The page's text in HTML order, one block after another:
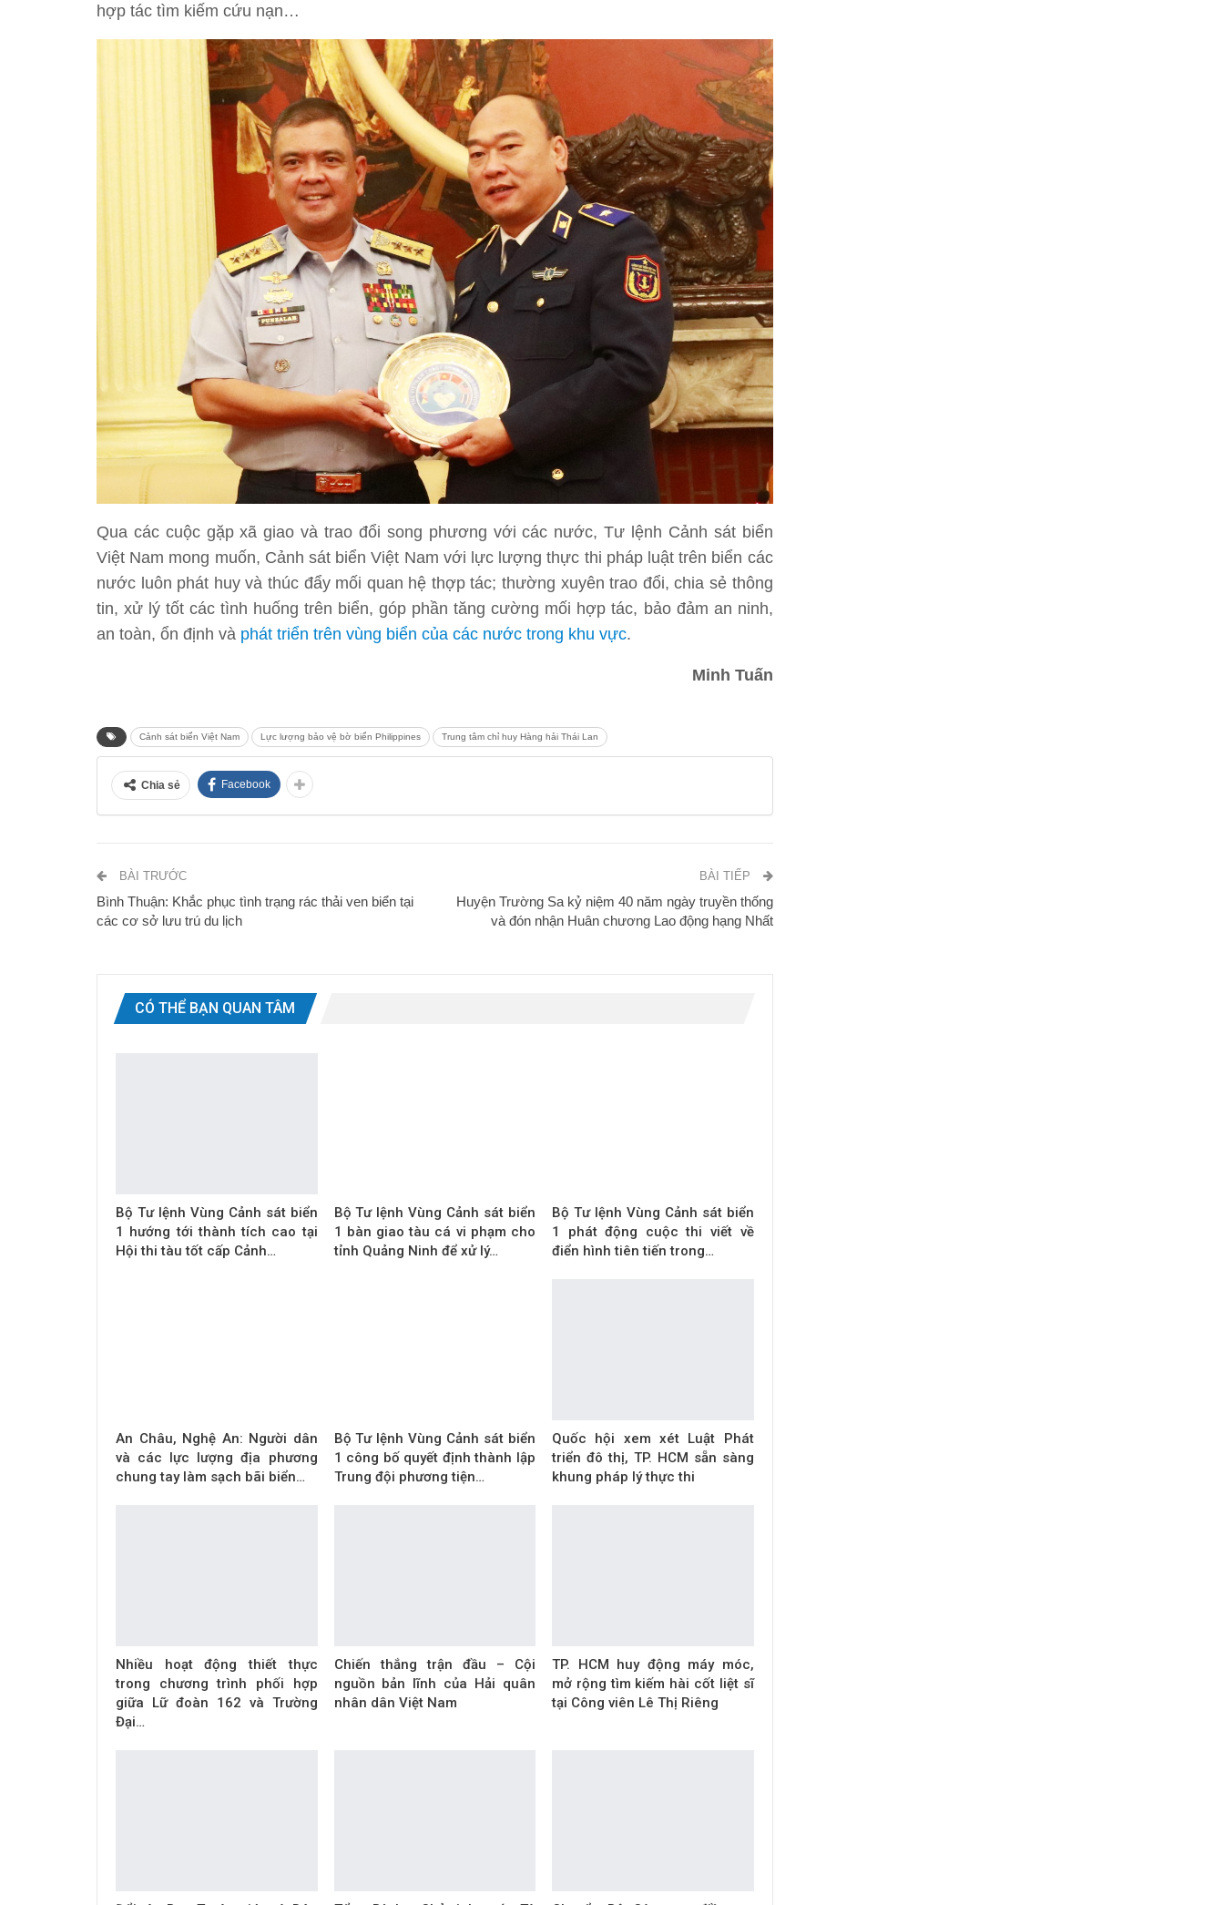
hợp tác tìm kiếm cứu nạn…
Qua các cuộc gặp xã giao và trao đổi song phương với các nước, Tư lệnh Cảnh sát biển
Việt Nam mong muốn, Cảnh sát biển Việt Nam với lực lượng thực thi pháp luật trên biển các
nước luôn phát huy và thúc đẩy mối quan hệ thợp tác; thường xuyên trao đổi, chia sẻ thông
tin, xử lý tốt các tình huống trên biển, góp phần tăng cường mối hợp tác, bảo đảm an ninh,
an toàn, ổn định và phát triển trên vùng biển của các nước trong khu vực.
Minh Tuấn
Cảnh sát biển Việt Nam Lực lượng bảo vệ bờ biển Philippines Trung tâm chỉ huy Hàng hải Thái Lan
Chia sẻ Facebook
BÀI TRƯỚC
Bình Thuận: Khắc phục tình trạng rác thải ven biển tại
các cơ sở lưu trú du lịch
BÀI TIẾP
Huyện Trường Sa kỷ niệm 40 năm ngày truyền thống
và đón nhận Huân chương Lao động hạng Nhất
CÓ THỂ BẠN QUAN TÂM
Bộ Tư lệnh Vùng Cảnh sát biển
1 hướng tới thành tích cao tại
Hội thi tàu tốt cấp Cảnh…
Bộ Tư lệnh Vùng Cảnh sát biển
1 bàn giao tàu cá vi phạm cho
tỉnh Quảng Ninh để xử lý…
Bộ Tư lệnh Vùng Cảnh sát biển
1 phát động cuộc thi viết về
điển hình tiên tiến trong…
An Châu, Nghệ An: Người dân
và các lực lượng địa phương
chung tay làm sạch bãi biển…
Bộ Tư lệnh Vùng Cảnh sát biển
1 công bố quyết định thành lập
Trung đội phương tiện…
Quốc hội xem xét Luật Phát
triển đô thị, TP. HCM sẵn sàng
khung pháp lý thực thi
Nhiều hoạt động thiết thực
trong chương trình phối hợp
giữa Lữ đoàn 162 và Trường
Đại…
Chiến thắng trận đầu – Cội
nguồn bản lĩnh của Hải quân
nhân dân Việt Nam
TP. HCM huy động máy móc,
mở rộng tìm kiếm hài cốt liệt sĩ
tại Công viên Lê Thị Riêng